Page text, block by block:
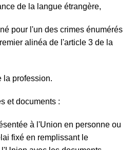
de la langue étrangère,
pour l'un des crimes énumérés
alinéa de l'article 3 de la
la profession.
et documents :
à l'Union en personne ou
fixé en remplissant le